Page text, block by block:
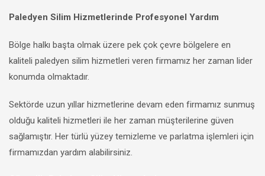
Paledyen Silim Hizmetlerinde Profesyonel Yardım
Bölge halkı başta olmak üzere pek çok çevre bölgelere en
kaliteli paledyen silim hizmetleri veren firmamız her zaman lider
konumda olmaktadır.
Sektörde uzun yıllar hizmetlerine devam eden firmamız sunmuş
olduğu kaliteli hizmetleri ile her zaman müşterilerine güven
sağlamıştır. Her türlü yüzey temizleme ve parlatma işlemleri için
firmamızdan yardım alabilirsiniz.